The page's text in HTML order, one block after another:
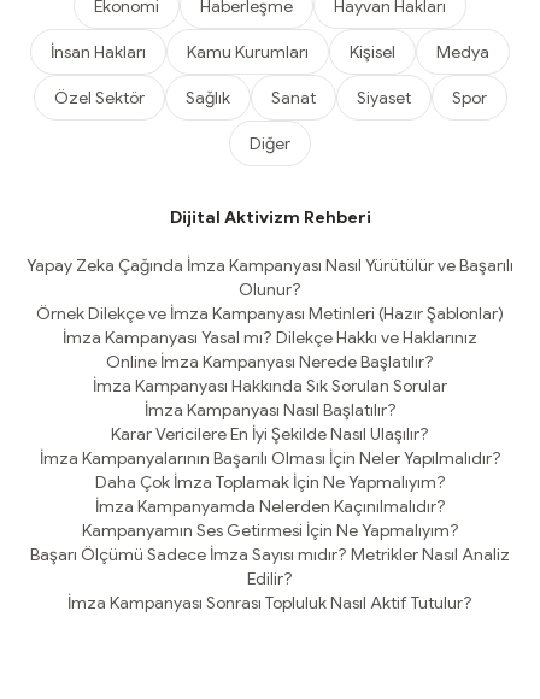
Ekonomi Haberleşme Hayvan Hakları
İnsan Hakları Kamu Kurumları Kişisel Medya
Özel Sektör Sağlık Sanat Siyaset Spor
Diğer
Dijital Aktivizm Rehberi
Yapay Zeka Çağında İmza Kampanyası Nasıl Yürütülür ve Başarılı
Olunur?
Örnek Dilekçe ve İmza Kampanyası Metinleri (Hazır Şablonlar)
İmza Kampanyası Yasal mı? Dilekçe Hakkı ve Haklarınız
Online İmza Kampanyası Nerede Başlatılır?
İmza Kampanyası Hakkında Sık Sorulan Sorular
İmza Kampanyası Nasıl Başlatılır?
Karar Vericilere En İyi Şekilde Nasıl Ulaşılır?
İmza Kampanyalarının Başarılı Olması İçin Neler Yapılmalıdır?
Daha Çok İmza Toplamak İçin Ne Yapmalıyım?
İmza Kampanyamda Nelerden Kaçınılmalıdır?
Kampanyamın Ses Getirmesi İçin Ne Yapmalıyım?
Başarı Ölçümü Sadece İmza Sayısı mıdır? Metrikler Nasıl Analiz
Edilir?
İmza Kampanyası Sonrası Topluluk Nasıl Aktif Tutulur?